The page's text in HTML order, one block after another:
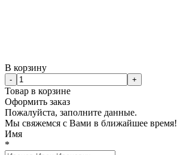
В корзину
- +
Товар в корзине
Оформить заказ
Пожалуйста, заполните данные.
Мы свяжемся с Вами в ближайшее время!
Имя
*